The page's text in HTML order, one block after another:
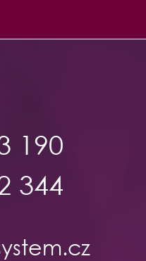
190
344
stem.cz